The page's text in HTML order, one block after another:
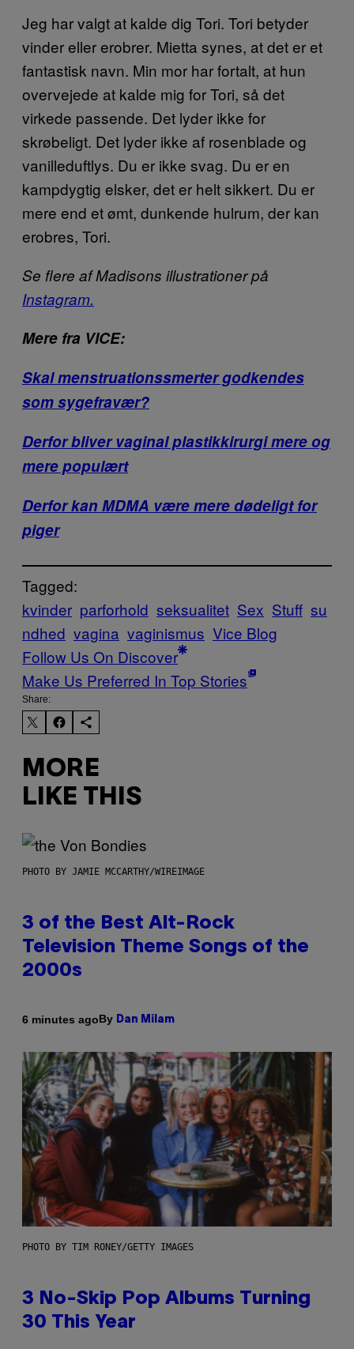
Jeg har valgt at kalde dig Tori. Tori betyder
vinder eller erobrer. Mietta synes, at det er et
fantastisk navn. Min mor har fortalt, at hun
overvejede at kalde mig for Tori, så det
virkede passende. Det lyder ikke for
skrøbeligt. Det lyder ikke af rosenblade og
vanilleduftlys. Du er ikke svag. Du er en
kampdygtig elsker, det er helt sikkert. Du er
mere end et ømt, dunkende hulrum, der kan
erobres, Tori.
Se flere af Madisons illustrationer på
Instagram.
Mere fra VICE:
Skal menstruationssmerter godkendes
som sygefravær?
Derfor bliver vaginal plastikkirurgi mere og
mere populært
Derfor kan MDMA være mere dødeligt for
piger
Tagged:
kvinder parforhold seksualitet Sex Stuff su
ndhed vagina vaginismus Vice Blog
Follow Us On Discover
Make Us Preferred In Top Stories
Share:
MORE
LIKE THIS
PHOTO BY JAMIE MCCARTHY/WIREIMAGE
3 of the Best Alt-Rock
Television Theme Songs of the
2000s
6 minutes agoBy Dan Milam
PHOTO BY TIM RONEY/GETTY IMAGES
3 No-Skip Pop Albums Turning
30 This Year